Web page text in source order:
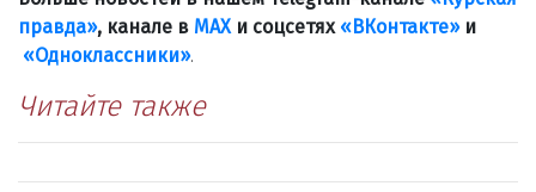
правда», канале в МАХи соцсетях «ВКонтакте»и
«Одноклассники».
Читайте также